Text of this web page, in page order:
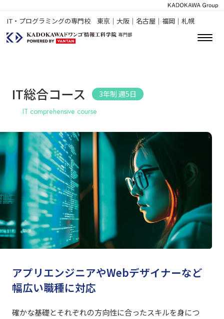
IT・プログラミングの専門校 東京｜大阪｜名古屋｜福岡｜札幌
IT総合コース 3年制 週5日
IT comprehensive course
アプリエンジニアやWebデザイナーなど
幅広い職種に対応
確かな基礎とそれぞれの方向性に合ったスキルを身につ